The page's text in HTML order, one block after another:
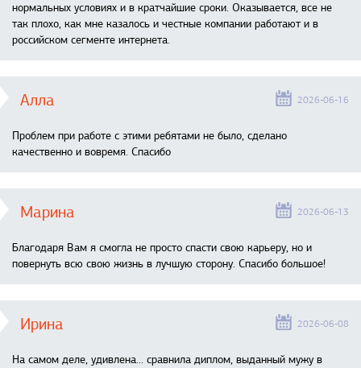
нормальных условиях и в кратчайшие сроки. Оказывается, все не
так плохо, как мне казалось и честные компании работают и в
российском сегменте интернета.
Алла 2026-06-16
Проблем при работе с этими ребятами не было, сделано
качественно и вовремя. Спасибо
Марина 2026-06-13
Благодаря Вам я смогла не просто спасти свою карьеру, но и
повернуть всю свою жизнь в лучшую сторону. Спасибо большое!
Ирина 2026-06-08
На самом деле, удивлена… сравнила диплом, выданный мужу в